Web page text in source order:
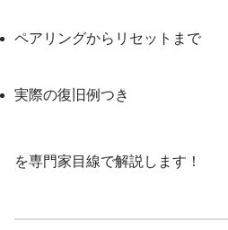
ペアリングからリセットまで
実際の復旧例つき
を専門家目線で解説します！